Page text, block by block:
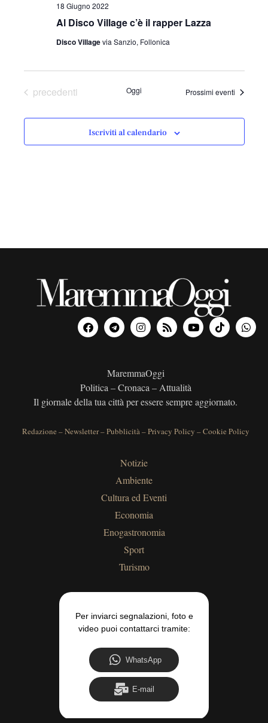
Al Disco Village c’è il rapper Lazza
18 Giugno 2022
Disco Villagevia Sanzio, Follonica
Eventi
precedenti Oggi Prossimi eventi
Iscriviti al calendario
MaremmaOggi
Politica – Cronaca – Attualità
Il giornale della tua città per essere sempre aggiornato.
Redazione –Newsletter–Pubblicità–Privacy Policy –Cookie Policy
Notizie
Ambiente
Cultura ed Eventi
Economia
Enogastronomia
Sport
Turismo
Per inviarci segnalazioni, foto e
video puoi contattarci tramite:
WhatsApp
E-mail